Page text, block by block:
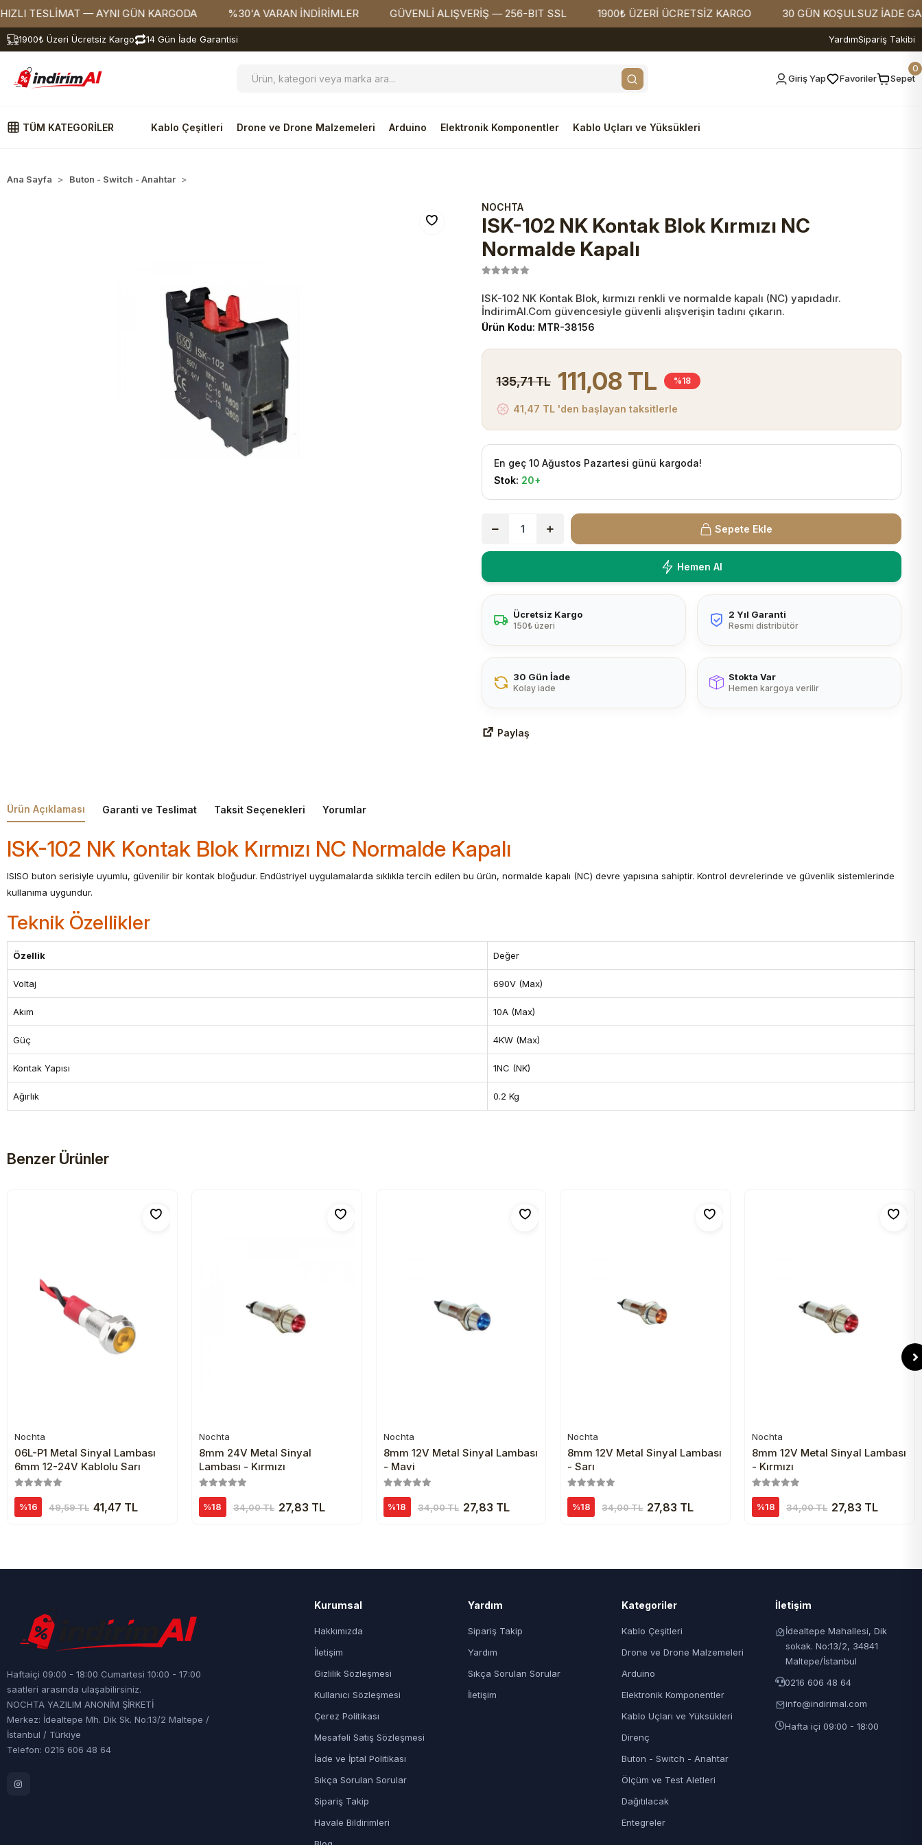
— AYNI GÜN KARGODA %30'A VARAN İNDİRİMLER GÜVENLİ ALIŞVERİŞ — 256-BIT SSL 1900₺ ÜZERİ ÜCRETSİZ KARGO 30 GÜN KOŞULSUZ İADE
1900₺ Üzeri Ücretsiz Kargo 14 Gün İade Garantisi YardımSipariş Takibi
Giriş Yap Favoriler Sepet
0
TÜM KATEGORİLER Kablo Çeşitleri Drone ve Drone Malzemeleri Arduino Elektronik Komponentler Kablo Uçları ve Yüksükleri
Ana Sayfa Buton - Switch - Anahtar
NOCHTA
ISK-102 NK Kontak Blok Kırmızı NC
Normalde Kapalı
ISK-102 NK Kontak Blok, kırmızı renkli ve normalde kapalı (NC) yapıdadır.
İndirimAl.Com güvencesiyle güvenli alışverişin tadını çıkarın.
Ürün Kodu: MTR-38156
135,71 TL 111,08 TL %18
41,47 TL 'den başlayan taksitlerle
En geç 10 Ağustos Pazartesi günü kargoda!
Stok: 20+
Sepete Ekle
Hemen Al
Ücretsiz Kargo
150₺ üzeri
2 Yıl Garanti
Resmi distribütör
30 Gün İade
Kolay iade
Stokta Var
Hemen kargoya verilir
Paylaş
Ürün Açıklaması Garanti ve Teslimat Taksit Seçenekleri Yorumlar
ISK-102 NK Kontak Blok Kırmızı NC Normalde Kapalı
ISISO buton serisiyle uyumlu, güvenilir bir kontak bloğudur. Endüstriyel uygulamalarda sıklıkla tercih edilen bu ürün, normalde kapalı (NC) devre yapısına sahiptir. Kontrol devrelerinde ve güvenlik sistemlerinde
kullanıma uygundur.
Teknik Özellikler
Özellik Değer
Voltaj 690V (Max)
Akım 10A (Max)
Güç 4KW (Max)
Kontak Yapısı 1NC (NK)
Ağırlık 0.2 Kg
Benzer Ürünler
Sepete Ekle
Nochta
06L-P1 Metal Sinyal Lambası
6mm 12-24V Kablolu Sarı
%16 49,59 TL 41,47 TL
Sepete Ekle
Nochta
8mm 24V Metal Sinyal
Lambası - Kırmızı
%18 34,00 TL 27,83 TL
Sepete Ekle
Nochta
8mm 12V Metal Sinyal Lambası
- Mavi
%18 34,00 TL 27,83 TL
Sepete Ekle
Nochta
8mm 12V Metal Sinyal Lambası
- Sarı
%18 34,00 TL 27,83 TL
Sepete Ekle
Nochta
8mm 12V Metal Sinyal Lambası
- Kırmızı
%18 34,00 TL 27,83 TL
Haftaiçi 09:00 - 18:00 Cumartesi 10:00 - 17:00
saatleri arasında ulaşabilirsiniz.
NOCHTA YAZILIM ANONİM ŞİRKETİ
Merkez: İdealtepe Mh. Dik Sk. No:13/2 Maltepe /
İstanbul / Türkiye
Telefon: 0216 606 48 64
Kurumsal
Hakkımızda
İletişim
Gizlilik Sözleşmesi
Kullanıcı Sözleşmesi
Çerez Politikası
Mesafeli Satış Sözleşmesi
İade ve İptal Politikası
Sıkça Sorulan Sorular
Sipariş Takip
Havale Bildirimleri
Yardım
Sipariş Takip
Yardım
Sıkça Sorulan Sorular
İletişim
Kategoriler
Kablo Çeşitleri
Drone ve Drone Malzemeleri
Arduino
Elektronik Komponentler
Kablo Uçları ve Yüksükleri
Direnç
Buton - Switch - Anahtar
Ölçüm ve Test Aletleri
Dağıtılacak
Entegreler
İletişim
İdealtepe Mahallesi, Dik
sokak. No:13/2, 34841
Maltepe/İstanbul
0216 606 48 64
info@indirimal.com
Hafta içi 09:00 - 18:00